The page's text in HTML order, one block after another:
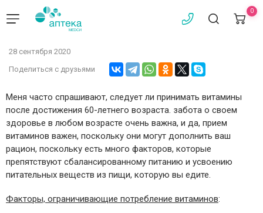
0
28 сентября 2020
Поделиться с друзьями
Меня часто спрашивают, следует ли принимать витамины
после достижения 60-летнего возраста. забота о своем
здоровье в любом возрасте очень важна, и да, прием
витаминов важен, поскольку они могут дополнить ваш
рацион, поскольку есть много факторов, которые
препятствуют сбалансированному питанию и усвоению
питательных веществ из пищи, которую вы едите.
Факторы, ограничивающие потребление витаминов: